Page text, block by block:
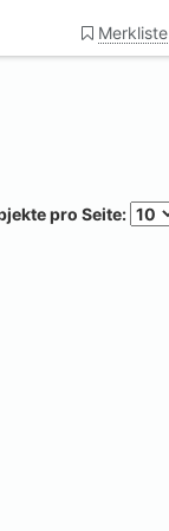
Merkliste
pro Seite: